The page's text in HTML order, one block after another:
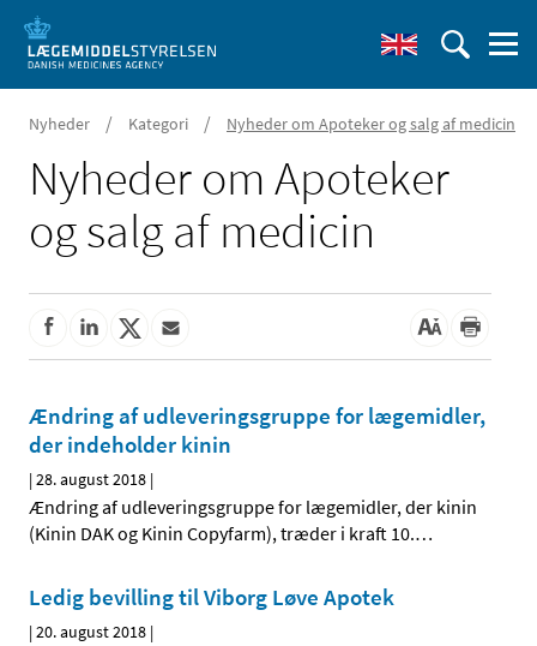
Nyheder / Kategori / Nyheder om Apoteker og salg af medicin
Nyheder om Apoteker
og salg af medicin
Ændring af udleveringsgruppe for lægemidler,
der indeholder kinin
|28. august 2018 |
Ændring af udleveringsgruppe for lægemidler, der kinin
(Kinin DAK og Kinin Copyfarm), træder i kraft 10.…
Ledig bevilling til Viborg Løve Apotek
|20. august 2018 |